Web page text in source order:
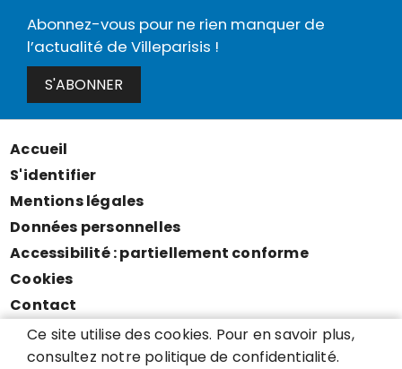
Abonnez-vous pour ne rien manquer de
l’actualité de Villeparisis !
S'ABONNER
Menu
Pied
de
page
Accueil
S'identifier
Mentions légales
Données personnelles
Accessibilité : partiellement conforme
Cookies
Contact
Presse
Plan du site
Ce site utilise des cookies. Pour en savoir plus,
consultez notre politique de confidentialité.